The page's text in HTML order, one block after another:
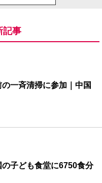
記事
一斉清掃に参加｜中国
子ども食堂に6750食分